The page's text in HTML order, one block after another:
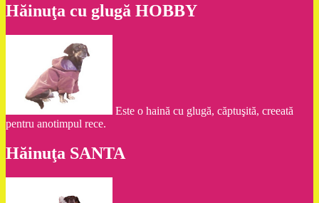
Hăinuţa cu glugă HOBBY
Este o haină cu glugă, căptuşită, creeată
pentru anotimpul rece.
Hăinuţa SANTA